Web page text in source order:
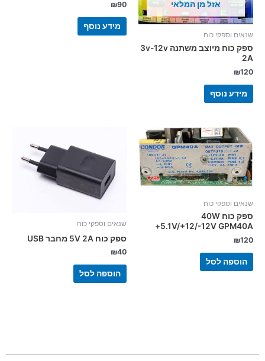
אזל מן המלאי
שנאים וספקי כוח
ספק כוח מיוצב משתנה 3v-12v
2A
₪120
מידע נוסף
₪90
מידע נוסף
שנאים וספקי כוח
ספק כוח 40W
+5.1V/+12/-12V GPM40A
₪120
הוספה לסל
שנאים וספקי כוח
ספק כוח 5V 2A מחבר USB
₪40
הוספה לסל